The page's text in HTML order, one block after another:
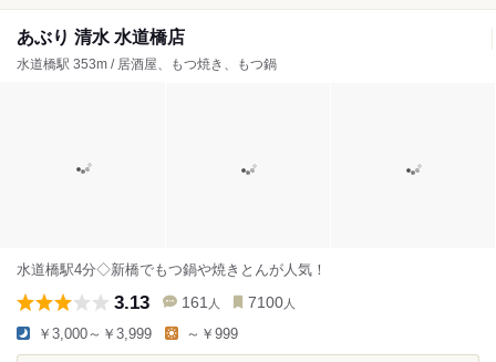
あぶり 清水 水道橋店
水道橋駅 353m / 居酒屋、もつ焼き、もつ鍋
水道橋駅4分◇新橋でもつ鍋や焼きとんが人気！
3.13 161 人 7100 人
￥3,000～￥3,999 ～￥999